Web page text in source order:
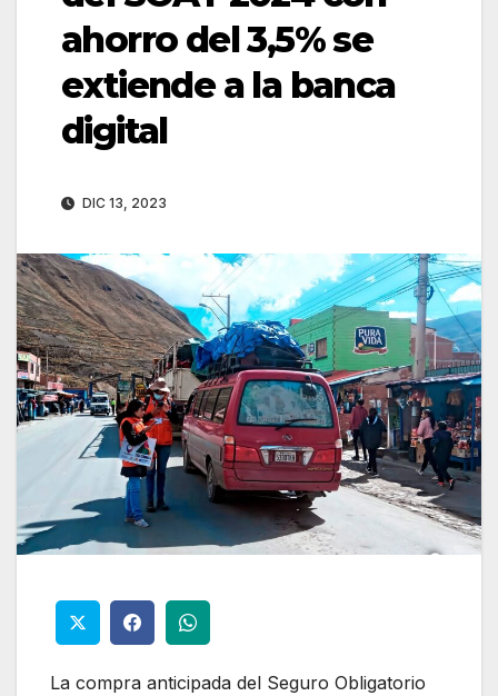
ahorro del 3,5% se
extiende a la banca
digital
DIC 13, 2023
La compra anticipada del Seguro Obligatorio